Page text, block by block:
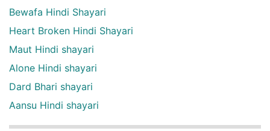
Bewafa Hindi Shayari
Heart Broken Hindi Shayari
Maut Hindi shayari
Alone Hindi shayari
Dard Bhari shayari
Aansu Hindi shayari